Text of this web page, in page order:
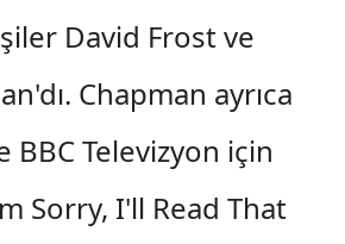
David Frost ve
Chapman ayrıca
BBC Televizyon için
Sorry, I'll Read That